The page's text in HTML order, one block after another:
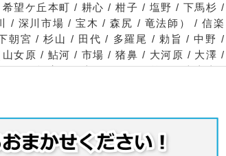
望ケ丘本町 / 耕心 / 柑子 / 塩野 / 下馬杉 /
/ 深川市場 / 宝木 / 森尻 / 竜法師） / 信楽
朝宮 / 杉山 / 田代 / 多羅尾 / 勅旨 / 中野 /
女原 / 鮎河 / 市場 / 猪鼻 / 大河原 / 大澤 /
原 / 頓宮 / 野上野 / 平子 / 前野 / 南土山 /
今郷 / 岩坂 / 植 / 宇川 / 牛飼 / 宇田 / 梅が
/ 古城が丘 / 酒人 / 笹が丘 / さつきが丘 /
/ 杣中 / 高塚 / 高山 / 中畑 / 中邸 / 名坂 /
/ ひのきが丘 / 本町 / 本丸 / 松尾 / 的場 /
虹の町 / 本綾野 / 元町 / 八坂 / 山 / 山上 /